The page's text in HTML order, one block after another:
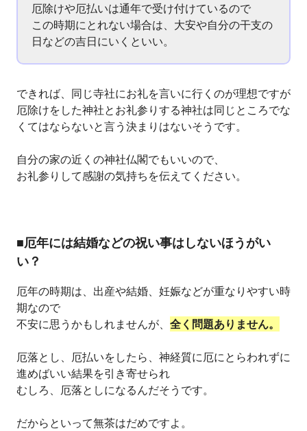
厄除けや厄払いは通年で受け付けているので
この時期にとれない場合は、大安や自分の干支の
日などの吉日にいくといい。
できれば、同じ寺社にお礼を言いに行くのが理想ですが
厄除けをした神社とお礼参りする神社は同じところでな
くてはならないと言う決まりはないそうです。
自分の家の近くの神社仏閣でもいいので、
お礼参りして感謝の気持ちを伝えてください。
■厄年には結婚などの祝い事はしないほうがい
い？
厄年の時期は、出産や結婚、妊娠などが重なりやすい時
期なので
不安に思うかもしれませんが、 全く問題ありません。
厄落とし、厄払いをしたら、神経質に厄にとらわれずに
進めばいい結果を引き寄せられ
むしろ、厄落としになるんだそうです。
だからといって無茶はだめですよ。